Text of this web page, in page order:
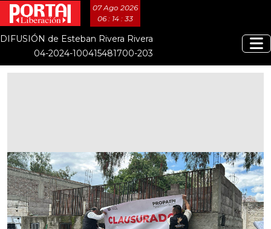
07 Ago 2026
06 : 14 : 34
DIFUSIÓN de Esteban Rivera Rivera
04-2024-100415481700-203